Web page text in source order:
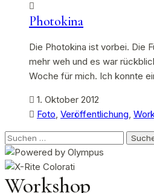
Photokina
Die Photokina ist vorbei. Die
mehr weh und es war
Woche für mich. Ich konnte
1. Oktober 2012
Foto, Veröffentlichung,
Suchen
nach:
Workshop